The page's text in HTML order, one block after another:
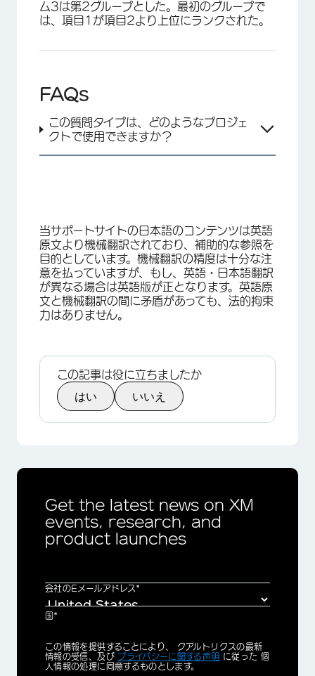
×
ム3は第2グループとした。最初のグループで
は、項目1が項目2より上位にランクされた。
FAQs
この質問タイプは、どのようなプロジェ
クトで使用できますか？
当サポートサイトの日本語のコンテンツは英語
原文より機械翻訳されており、補助的な参照を
目的としています。機械翻訳の精度は十分な注
意を払っていますが、もし、英語・日本語翻訳
が異なる場合は英語版が正となります。英語原
文と機械翻訳の間に矛盾があっても、法的拘束
力はありません。
この記事は役に立ちましたか
はい いいえ
Get the latest news on XM
events, research, and
product launches
会社のEメールアドレス*
国*
Privacy
Optin
この情報を提供することにより、 クアルトリクスの最新
情報の受信、及び プライバシーに関する声明 に従った 個
人情報の処理に同意するものとします。